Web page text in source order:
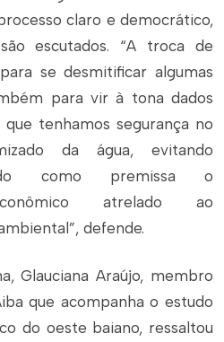
claro e democrático,
escutados. “A troca de
se desmitificar algumas
para vir à tona dados
tenhamos segurança no
da água, evitando
como premissa o
atrelado ao
defende.
Glauciana Araújo, membro
que acompanha o estudo
do oeste baiano, ressaltou